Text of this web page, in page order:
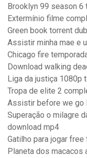
Brooklyn 99 season 6
Extermínio filme
Green book torrent
Assistir minha mae e
Chicago fire
Download walking
Liga da justiça 1080p
Tropa de elite 2
Assistir before we go
Superação o milagre
download mp4
Gatilho para jogar free
Planeta dos macacos